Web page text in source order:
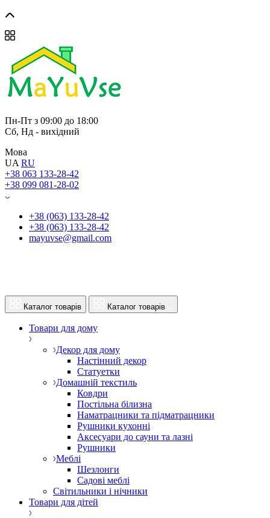
Пн-Пт з 09:00 до 18:00
Сб, Нд - вихідний
Мова
UA RU
+38 063 133-28-42
+38 099 081-28-02
+38 (063) 133-28-42
+38 (063) 133-28-42
mayuvse@gmail.com
Каталог товарів Каталог товарів
Товари для дому
Декор для дому
Настінний декор
Статуетки
Домашній текстиль
Ковдри
Постільна білизна
Наматрацники та підматрацники
Рушники кухонні
Аксесуари до сауни та лазні
Рушники
Меблі
Шезлонги
Садові меблі
Світильники і нічники
Товари для дітей